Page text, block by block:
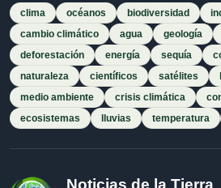
clima océanos biodiversidad
cambio climático
agua geología
deforestación
energía sequía
naturaleza
científicos satélites
medio ambiente
crisis climática
ecosistemas
lluvias temperatura